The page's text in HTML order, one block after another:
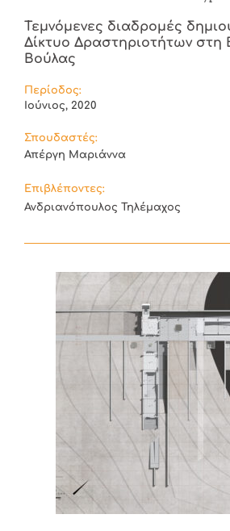
Τεμνόμενες διαδρομές
Δίκτυο Δραστηριοτήτων στη
Βούλας
Περίοδος:
Ιούνιος, 2020
Σπουδαστές:
Απέργη Μαριάννα
Επιβλέποντες:
Ανδριανόπουλος Τηλέμαχος